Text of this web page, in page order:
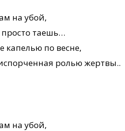
на убой,
таешь…
капелью по весне,
ролью жертвы..
на убой,